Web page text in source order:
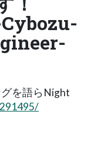
を語らNight